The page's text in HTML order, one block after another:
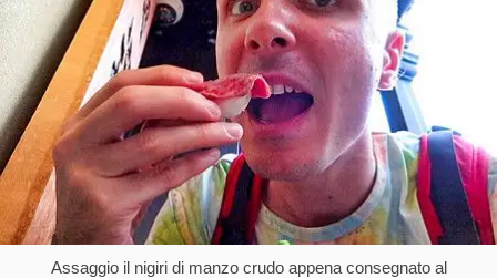
Assaggio il nigiri di manzo crudo appena consegnato al